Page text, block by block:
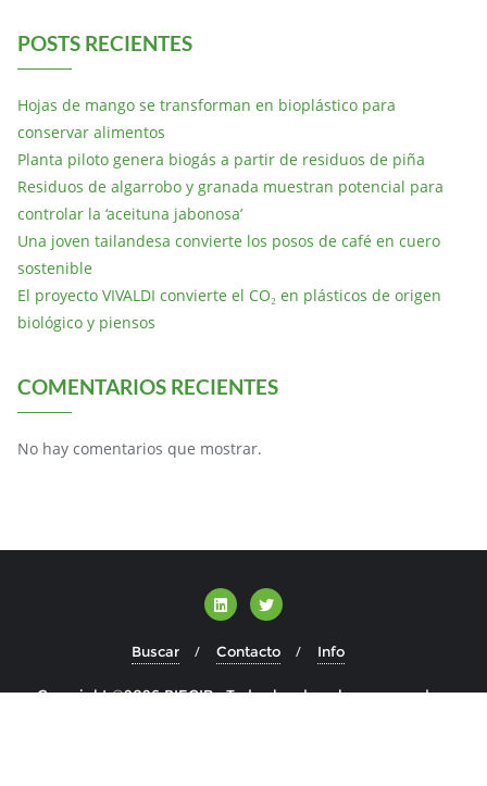
POSTS RECIENTES
Hojas de mango se transforman en bioplástico para
conservar alimentos
Planta piloto genera biogás a partir de residuos de piña
Residuos de algarrobo y granada muestran potencial para
controlar la ‘aceituna jabonosa’
Una joven tailandesa convierte los posos de café en cuero
sostenible
El proyecto VIVALDI convierte el CO₂ en plásticos de origen
biológico y piensos
COMENTARIOS RECIENTES
No hay comentarios que mostrar.
Buscar Contacto Info
Copyright ©2026 BIECIR . Todos los derechos reservados.